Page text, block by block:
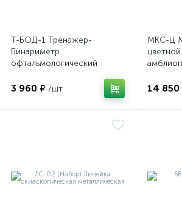
Т-БОД-1 Тренажер-
Бинариметр
офтальмологический
3 960 ₽ /шт
МКС-Ц
14 850